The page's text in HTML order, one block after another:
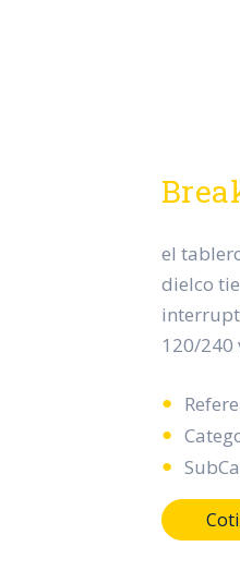
el
dielco
120/240